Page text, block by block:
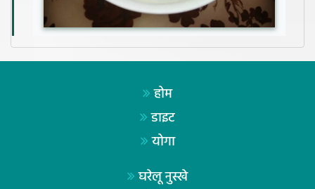
होम
डाइट
योगा
घरेलू नुस्खे